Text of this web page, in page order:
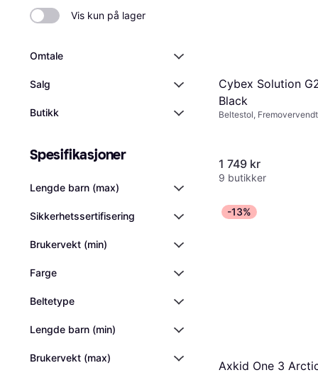
Vis kun på lager
Omtale
Salg
Butikk
Spesifikasjoner
Lengde barn (max)
Sikkerhetssertifisering
Brukervekt (min)
Farge
Beltetype
Lengde barn (min)
Brukervekt (max)
Cybex Solution
Black
Beltestol,
1 749 kr
9 butikker
-13%
Axkid One 3